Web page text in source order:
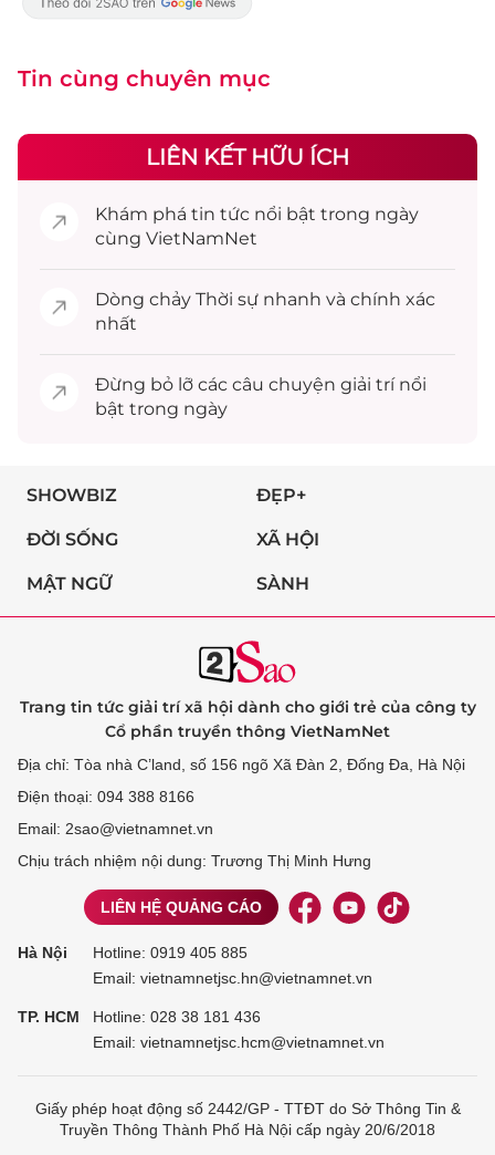
Tin cùng chuyên mục
LIÊN KẾT HỮU ÍCH
Khám phá tin tức nổi bật trong ngày
cùng VietNamNet
Dòng chảy Thời sự nhanh và chính xác
nhất
Đừng bỏ lỡ các câu chuyện giải trínổi
bật trong ngày
SHOWBIZ ĐẸP+
ĐỜI SỐNG XÃ HỘI
MẬT NGỮ SÀNH
Trang tin tức giải trí xã hội dành cho giới trẻ của công ty
Cổ phần truyền thông VietNamNet
Địa chỉ: Tòa nhà C’land, số 156 ngõ Xã Đàn 2, Đống Đa, Hà Nội
Điện thoại: 094 388 8166
Email: 2sao@vietnamnet.vn
Chịu trách nhiệm nội dung: Trương Thị Minh Hưng
LIÊN HỆ QUẢNG CÁO
Hà Nội Hotline: 0919 405 885
Email: vietnamnetjsc.hn@vietnamnet.vn
TP. HCM Hotline: 028 38 181 436
Email: vietnamnetjsc.hcm@vietnamnet.vn
Giấy phép hoạt động số 2442/GP - TTĐT do Sở Thông Tin &
Truyền Thông Thành Phố Hà Nội cấp ngày 20/6/2018